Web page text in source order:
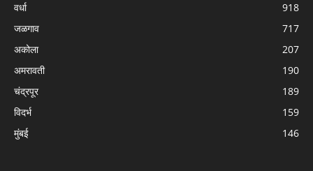
वर्धा
918
जळगाव
717
अकोला
207
अमरावती
190
चंद्रपूर
189
विदर्भ
159
मुंबई
146